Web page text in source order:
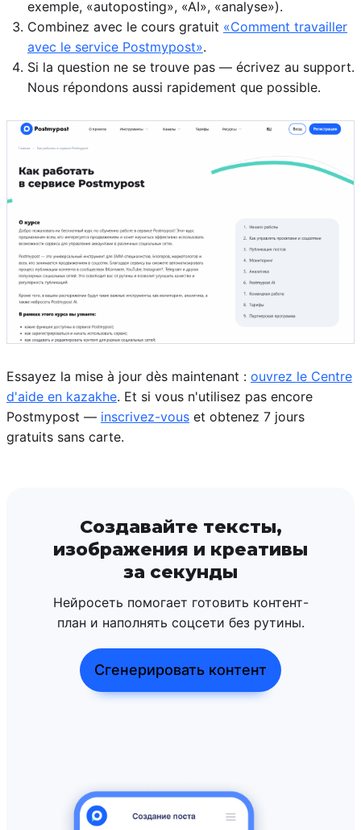
exemple, «autoposting», «AI», «analyse»).
Combinez avec le cours gratuit «Comment travailler
avec le service Postmypost».
Si la question ne se trouve pas — écrivez au support.
Nous répondons aussi rapidement que possible.
Essayez la mise à jour dès maintenant : ouvrez le Centre
d'aide en kazakhe. Et si vous n'utilisez pas encore
Postmypost — inscrivez-vous et obtenez 7 jours
gratuits sans carte.
Создавайте тексты,
изображения и креативы
за секунды
Нейросеть помогает готовить контент-
план и наполнять соцсети без рутины.
Сгенерировать контент